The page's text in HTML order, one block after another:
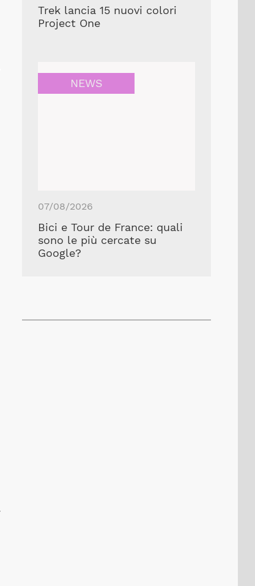
Trek lancia 15 nuovi colori
Project One
NEWS
07/08/2026
Bici e Tour de France: quali
sono le più cercate su
Google?